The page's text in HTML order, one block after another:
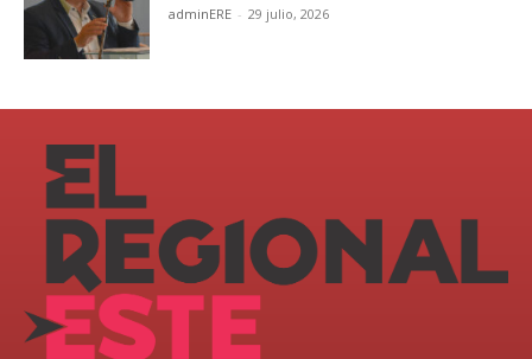
adminERE - 29 julio, 2026